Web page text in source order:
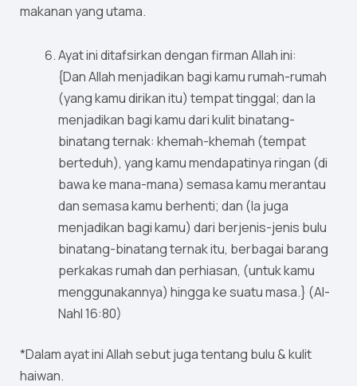
makanan yang utama.
Ayat ini ditafsirkan dengan firman Allah ini:
{Dan Allah menjadikan bagi kamu rumah-rumah
(yang kamu dirikan itu) tempat tinggal; dan Ia
menjadikan bagi kamu dari kulit binatang-
binatang ternak: khemah-khemah (tempat
berteduh), yang kamu mendapatinya ringan (di
bawa ke mana-mana) semasa kamu merantau
dan semasa kamu berhenti; dan (Ia juga
menjadikan bagi kamu) dari berjenis-jenis bulu
binatang-binatang ternak itu, berbagai barang
perkakas rumah dan perhiasan, (untuk kamu
menggunakannya) hingga ke suatu masa.} (Al-
Nahl 16:80)
*Dalam ayat ini Allah sebut juga tentang bulu & kulit
haiwan.